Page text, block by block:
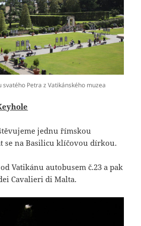
svatého Petra z Vatikánského muzea
jednu římskou
se na Basilicu klíčovou dírkou.
Vatikánu autobusem č.23 a pak
Cavalieri di Malta.